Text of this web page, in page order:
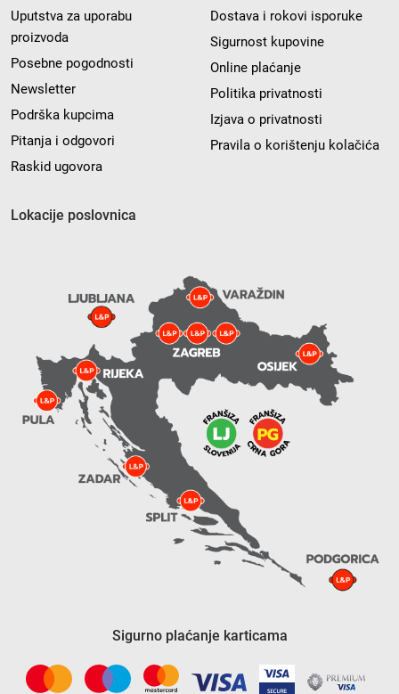
Uputstva za uporabu
proizvoda
Posebne pogodnosti
Newsletter
Podrška kupcima
Pitanja i odgovori
Raskid ugovora
Dostava i rokovi isporuke
Sigurnost kupovine
Online plaćanje
Politika privatnosti
Izjava o privatnosti
Pravila o korištenju kolačića
Lokacije poslovnica
Sigurno plaćanje karticama